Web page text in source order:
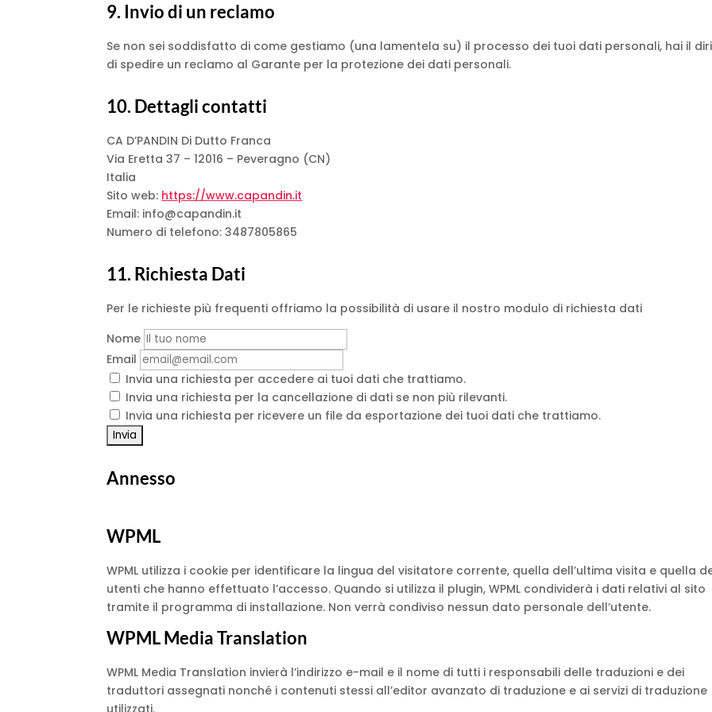
9. Invio di un reclamo
Se non sei soddisfatto di come gestiamo (una lamentela su) il processo dei tuoi dati personali, hai il
di spedire un reclamo al Garante per la protezione dei dati personali.
10. Dettagli contatti
CA D’PANDIN Di Dutto Franca
Via Eretta 37 – 12016 – Peveragno (CN)
Italia
Sito web: https://www.capandin.it
Email: info@capandin.it
Numero di telefono: 3487805865
11. Richiesta Dati
Per le richieste più frequenti offriamo la possibilità di usare il nostro modulo di richiesta dati
Nome
Email
Invia una richiesta per accedere ai tuoi dati che trattiamo.
Invia una richiesta per la cancellazione di dati se non più rilevanti.
Invia una richiesta per ricevere un file da esportazione dei tuoi dati che trattiamo.
Annesso
WPML
WPML utilizza i cookie per identificare la lingua del visitatore corrente, quella dell’ultima visita e quella
utenti che hanno effettuato l’accesso. Quando si utilizza il plugin, WPML condividerà i dati relativi al sito
tramite il programma di installazione. Non verrà condiviso nessun dato personale dell’utente.
WPML Media Translation
WPML Media Translation invierà l’indirizzo e-mail e il nome di tutti i responsabili delle traduzioni e dei
traduttori assegnati nonché i contenuti stessi all’editor avanzato di traduzione e ai servizi di traduzione
utilizzati.